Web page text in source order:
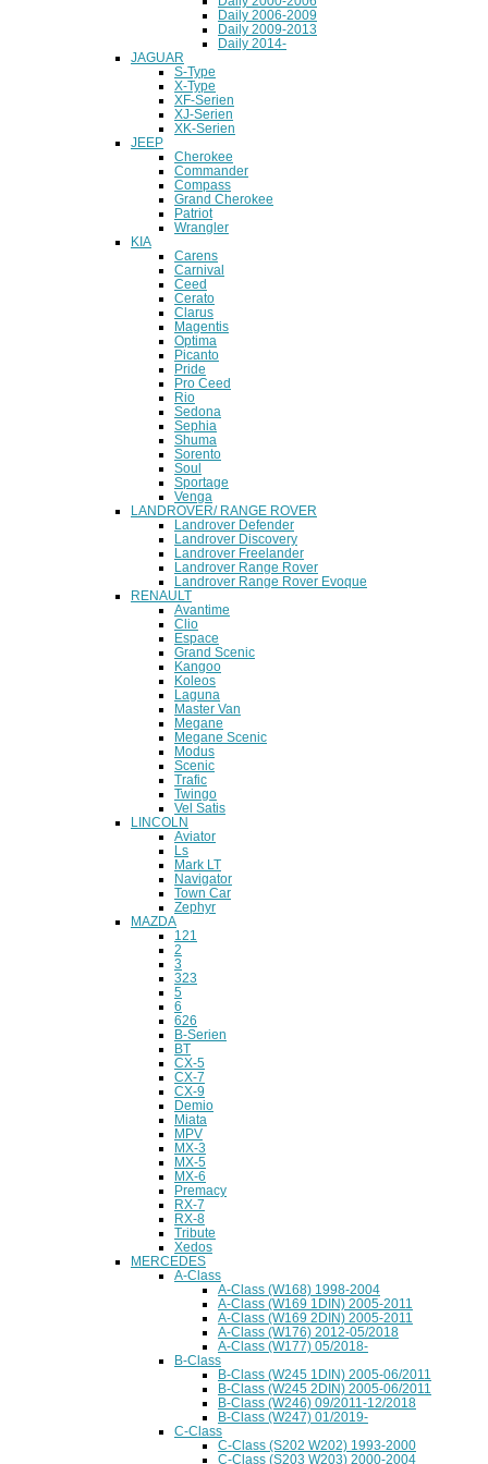
Daily 2006-2009
Daily 2009-2013
Daily 2014-
JAGUAR
S-Type
X-Type
XF-Serien
XJ-Serien
XK-Serien
JEEP
Cherokee
Commander
Compass
Grand Cherokee
Patriot
Wrangler
KIA
Carens
Carnival
Ceed
Cerato
Clarus
Magentis
Optima
Picanto
Pride
Pro Ceed
Rio
Sedona
Sephia
Shuma
Sorento
Soul
Sportage
Venga
LANDROVER/ RANGE ROVER
Landrover Defender
Landrover Discovery
Landrover Freelander
Landrover Range Rover
Landrover Range Rover Evoque
RENAULT
Avantime
Clio
Espace
Grand Scenic
Kangoo
Koleos
Laguna
Master Van
Megane
Megane Scenic
Modus
Scenic
Trafic
Twingo
Vel Satis
LINCOLN
Aviator
Ls
Mark LT
Navigator
Town Car
Zephyr
MAZDA
121
2
3
323
5
6
626
B-Serien
BT
CX-5
CX-7
CX-9
Demio
Miata
MPV
MX-3
MX-5
MX-6
Premacy
RX-7
RX-8
Tribute
Xedos
MERCEDES
A-Class
A-Class (W168) 1998-2004
A-Class (W169 1DIN) 2005-2011
A-Class (W169 2DIN) 2005-2011
A-Class (W176) 2012-05/2018
A-Class (W177) 05/2018-
B-Class
B-Class (W245 1DIN) 2005-06/2011
B-Class (W245 2DIN) 2005-06/2011
B-Class (W246) 09/2011-12/2018
B-Class (W247) 01/2019-
C-Class
C-Class (S202 W202) 1993-2000
C-Class (S203 W203) 2000-2004